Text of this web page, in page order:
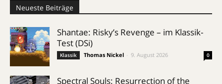
Neueste Beiträge
Shantae: Risky’s Revenge – im Klassik-
Test (DSi)
Klassik Thomas Nickel 9. August 2026 0
Spectral Souls: Resurrection of the